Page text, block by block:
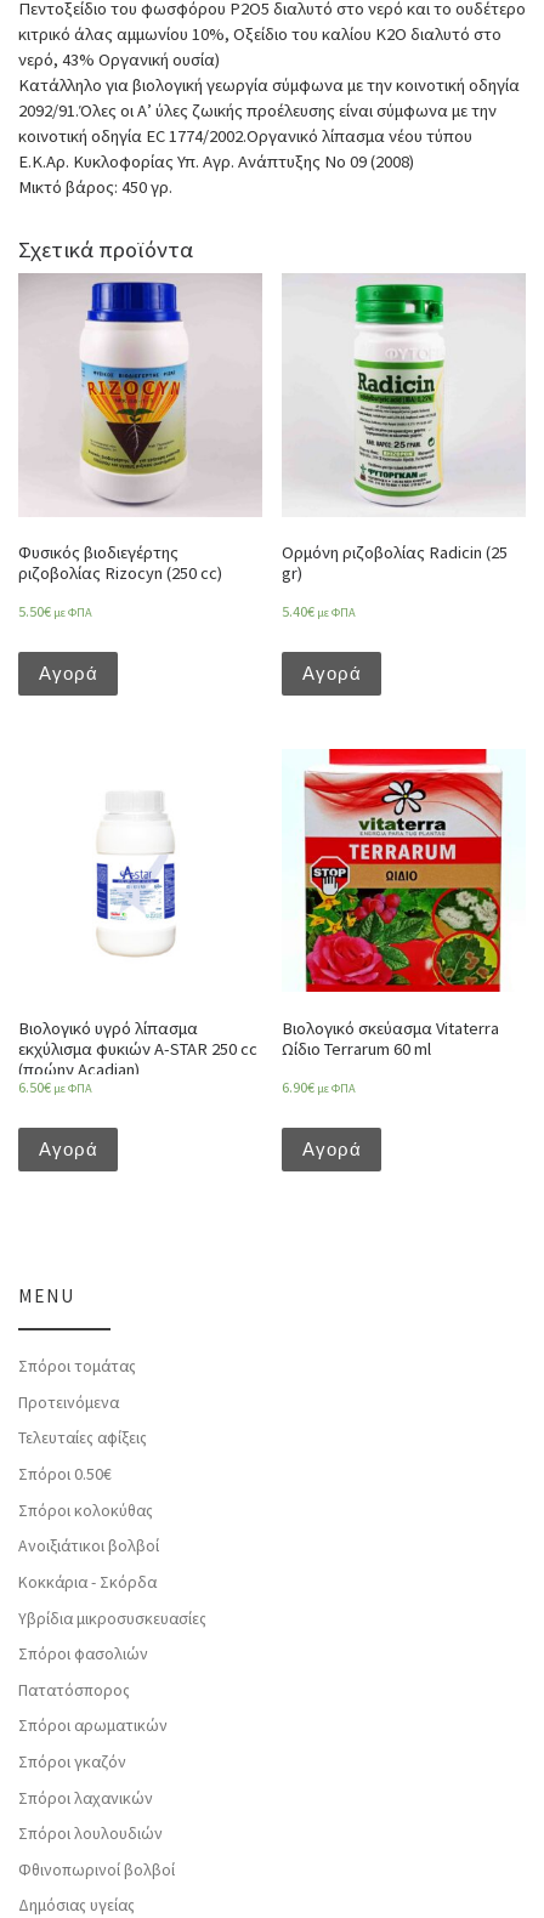
Πεντοξείδιο του φωσφόρου P2O5 διαλυτό στο νερό και το ουδέτερο
κιτρικό άλας αμμωνίου 10%, Οξείδιο του καλίου Κ2Ο διαλυτό στο
νερό, 43% Οργανική ουσία)
Κατάλληλο για βιολογική γεωργία σύμφωνα με την κοινοτική οδηγία
2092/91.Όλες οι Α’ ύλες ζωικής προέλευσης είναι σύμφωνα με την
κοινοτική οδηγία EC 1774/2002.Οργανικό λίπασμα νέου τύπου
Ε.Κ.Αρ. Κυκλοφορίας Υπ. Αγρ. Ανάπτυξης Νο 09 (2008)
Μικτό βάρος: 450 γρ.
Σχετικά προϊόντα
Φυσικός βιοδιεγέρτης
ριζοβολίας Rizocyn (250 cc)
5.50€ με ΦΠΑ
Αγορά
Ορμόνη ριζοβολίας Radicin (25
gr)
5.40€ με ΦΠΑ
Αγορά
Βιολογικό υγρό λίπασμα
εκχύλισμα φυκιών A-STAR 250 cc
(πρώην Acadian)
6.50€ με ΦΠΑ
Αγορά
Βιολογικό σκεύασμα Vitaterra
Ωίδιο Terrarum 60 ml
6.90€ με ΦΠΑ
Αγορά
MENU
Σπόροι τομάτας
Προτεινόμενα
Τελευταίες αφίξεις
Σπόροι 0.50€
Σπόροι κολοκύθας
Ανοιξιάτικοι βολβοί
Κοκκάρια - Σκόρδα
Υβρίδια μικροσυσκευασίες
Σπόροι φασολιών
Πατατόσπορος
Σπόροι αρωματικών
Σπόροι γκαζόν
Σπόροι λαχανικών
Σπόροι λουλουδιών
Φθινοπωρινοί βολβοί
Δημόσιας υγείας